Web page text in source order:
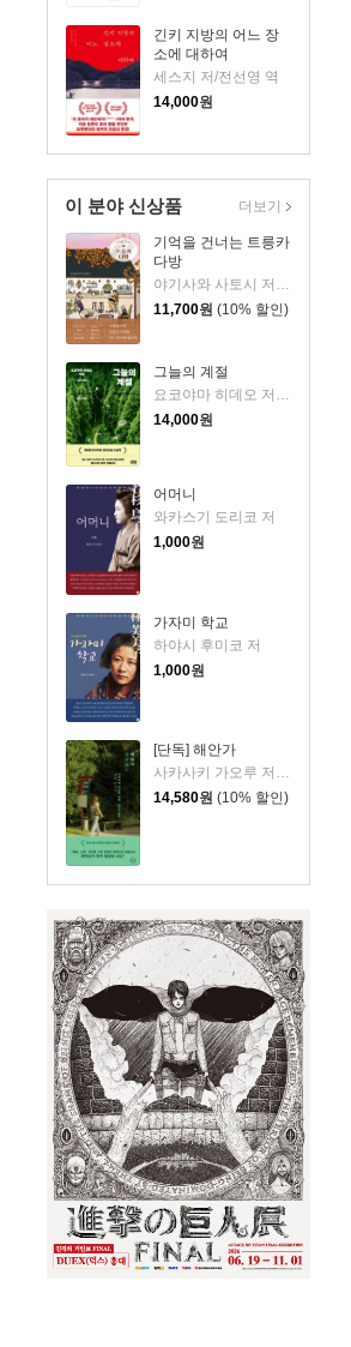
긴키 지방의 어느 장
소에 대하여
세스지 저/전선영 역
14,000원
이 분야 신상품
기억을 건너는 트릉카
다방
야기사와 사토시 저/임희선 역
11,700원 (10% 할인)
그늘의 계절
14,000원
어머니
와카스기 도리코 저
1,000원
가자미 학교
하야시 후미코 저
1,000원
[단독] 해안가
사카사키 가오루 저/원선미 역
14,580원 (10% 할인)
더보기